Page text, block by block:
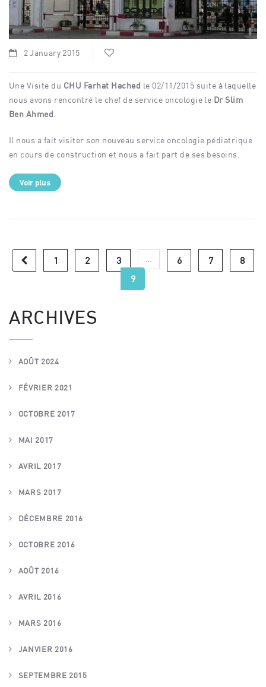
2 January 2015
Une Visite du CHU Farhat Hached le 02/11/2015 suite à laquelle
nous avons rencontré le chef de service oncologie le Dr Slim
Ben Ahmed
Il nous a fait visiter son nouveau service oncologie pédiatrique
en cours de construction et nous a fait part de ses besoins.
Voir plus
1 2 3 6 7
8
9
ARCHIVES
AOÛT 2024
FÉVRIER 2021
OCTOBRE 2017
MAI 2017
AVRIL 2017
MARS 2017
DÉCEMBRE 2016
OCTOBRE 2016
AOÛT 2016
AVRIL 2016
MARS 2016
JANVIER 2016
SEPTEMBRE 2015